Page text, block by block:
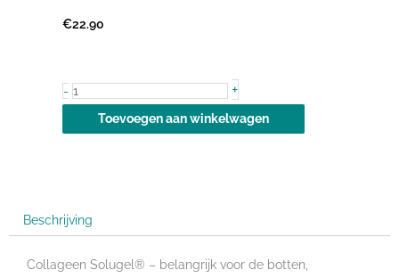
€22.90
- Collageen
Solugel®
+
Toevoegen aan winkelwagen
Beschrijving
Collageen Solugel® – belangrijk voor de botten,